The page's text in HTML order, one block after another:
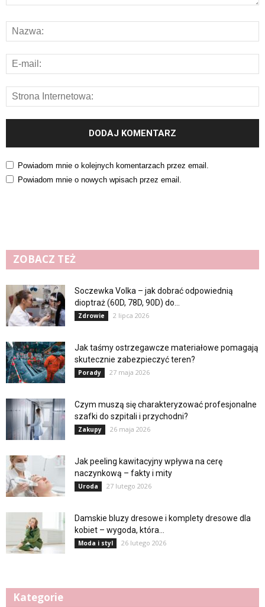
Powiadom mnie o kolejnych komentarzach przez email.
Powiadom mnie o nowych wpisach przez email.
ZOBACZ TEŻ
Soczewka Volka – jak dobrać odpowiednią
dioptraż (60D, 78D, 90D) do...
Zdrowie 2 lipca 2026
Jak taśmy ostrzegawcze materiałowe pomagają
skutecznie zabezpieczyć teren?
Porady 27 maja 2026
Czym muszą się charakteryzować profesjonalne
szafki do szpitali i przychodni?
Zakupy 26 maja 2026
Jak peeling kawitacyjny wpływa na cerę
naczynkową – fakty i mity
Uroda 27 lutego 2026
Damskie bluzy dresowe i komplety dresowe dla
kobiet – wygoda, która...
Moda i styl 26 lutego 2026
Kategorie